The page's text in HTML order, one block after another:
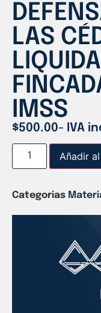
LAS
IMSS
$500.00- IVA
Añadir
Categorias